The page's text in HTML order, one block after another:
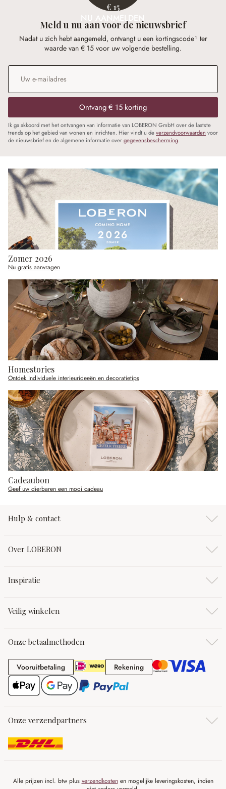
€ 15
NU AANMELDEN
Meld u nu aan voor de nieuwsbrief
Nadat u zich hebt aangemeld, ontvangt u een kortingscode¹ ter
waarde van € 15 voor uw volgende bestelling.
E-mailadres
Ontvang € 15 korting
Ik ga akkoord met het ontvangen van informatie van LOBERON GmbH over de laatste
trends op het gebied van wonen en inrichten. Hier vindt u deverzendvoorwaarden voor
de nieuwsbrief en de algemene informatie overgegevensbescherming.
Zomer 2026
Nu gratis aanvragen
Homestories
Ontdek individuele interieurideeën en decoratietips
Cadeaubon
Geef uw dierbaren een mooi cadeau
Hulp & contact
Over LOBERON
Inspiratie
Veilig winkelen
Onze betaalmethoden
VooruitbetalingVooruitbetaling RekeningRekening
Onze verzendpartners
Alle prijzen incl. btw plus verzendkostenen mogelijke leveringskosten, indien